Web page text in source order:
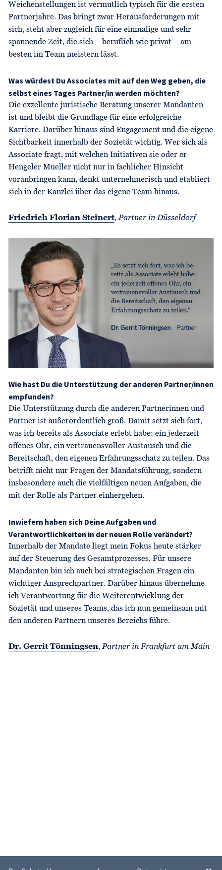
Weichenstellungen ist vermutlich typisch für die ersten
Partnerjahre. Das bringt zwar Herausforderungen mit
sich, steht aber zugleich für eine einmalige und sehr
spannende Zeit, die sich – beruflich wie privat – am
besten im Team meistern lässt.
Was würdest Du Associates mit auf den Weg geben, die
selbst eines Tages Partner/in werden möchten?
Die exzellente juristische Beratung unserer Mandanten
ist und bleibt die Grundlage für eine erfolgreiche
Karriere. Darüber hinaus sind Engagement und die eigene
Sichtbarkeit innerhalb der Sozietät wichtig. Wer sich als
Associate fragt, mit welchen Initiativen sie oder er
Hengeler Mueller nicht nur in fachlicher Hinsicht
voranbringen kann, denkt unternehmerisch und etabliert
sich in der Kanzlei über das eigene Team hinaus.
Friedrich Florian Steinert,Partner in Düsseldorf
Wie hast Du die Unterstützung der anderen Partner/innen
empfunden?
Die Unterstützung durch die anderen Partnerinnen und
Partner ist außerordentlich groß. Damit setzt sich fort,
was ich bereits als Associate erlebt habe: ein jederzeit
offenes Ohr, ein vertrauensvoller Austausch und die
Bereitschaft, den eigenen Erfahrungsschatz zu teilen. Das
betrifft nicht nur Fragen der Mandatsführung, sondern
insbesondere auch die vielfältigen neuen Aufgaben, die
mit der Rolle als Partner einhergehen.
Inwiefern haben sich Deine Aufgaben und
Verantwortlichkeiten in der neuen Rolle verändert?
Innerhalb der Mandate liegt mein Fokus heute stärker
auf der Steuerung des Gesamtprozesses. Für unsere
Mandanten bin ich auch bei strategischen Fragen ein
wichtiger Ansprechpartner. Darüber hinaus übernehme
ich Verantwortung für die Weiterentwicklung der
Sozietät und unseres Teams, das ich nun gemeinsam mit
den anderen Partnern unseres Bereichs führe.
Dr. Gerrit Tönningsen,Partner in Frankfurt am Main